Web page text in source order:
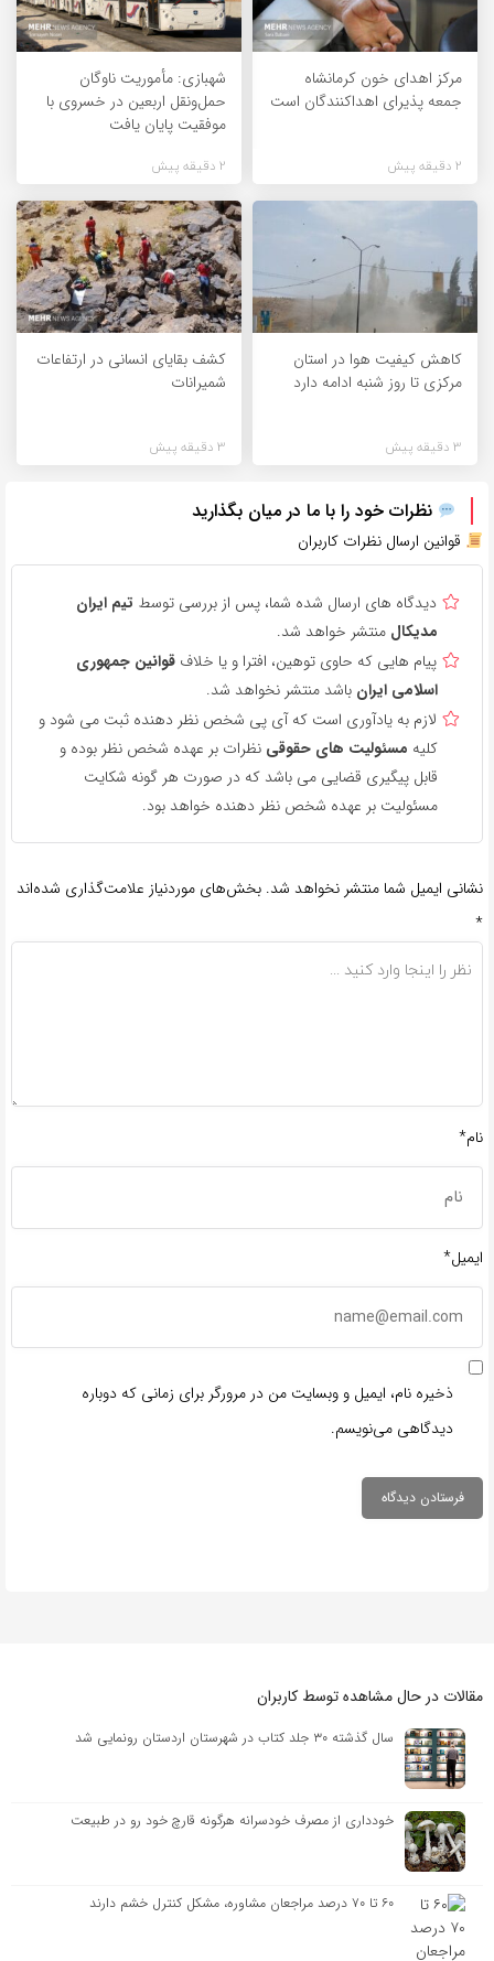
مرکز اهدای خون کرمانشاه
جمعه پذیرای اهداکنندگان است
2 دقیقه پیش
شهبازی: مأموریت ناوگان
حمل‌ونقل اربعین در خسروی با
موفقیت پایان یافت
2 دقیقه پیش
کاهش کیفیت هوا در استان
مرکزی تا روز شنبه ادامه دارد
3 دقیقه پیش
کشف بقایای انسانی در ارتفاعات
شمیرانات
3 دقیقه پیش
نظرات خود را با ما در میان بگذارید
قوانین ارسال نظرات کاربران
دیدگاه های ارسال شده شما، پس از بررسی توسط تیم ایران
مدیکال منتشر خواهد شد.
پیام هایی که حاوی توهین، افترا و یا خلاف قوانین جمهوری
اسلامی ایران باشد منتشر نخواهد شد.
لازم به یادآوری است که آی پی شخص نظر دهنده ثبت می شود و
کلیه مسئولیت های حقوقی نظرات بر عهده شخص نظر بوده و
قابل پیگیری قضایی می باشد که در صورت هر گونه شکایت
مسئولیت بر عهده شخص نظر دهنده خواهد بود.
نشانی ایمیل شما منتشر نخواهد شد. بخش‌های موردنیاز علامت‌گذاری شده‌اند
*
نام*
ایمیل*
ذخیره نام، ایمیل و وبسایت من در مرورگر برای زمانی که دوباره
دیدگاهی می‌نویسم.
مقالات در حال مشاهده توسط کاربران
سال گذشته ۳۰ جلد کتاب در شهرستان اردستان رونمایی شد
خودداری از مصرف خودسرانه هرگونه قارچ خود رو در طبیعت
۶۰ تا ۷۰ درصد مراجعان مشاوره، مشکل کنترل خشم دارند